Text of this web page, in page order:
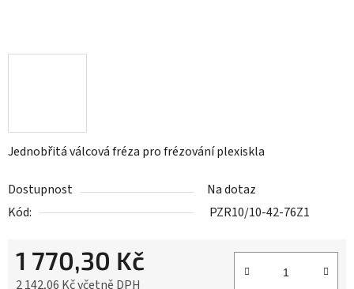
Jednobřitá válcová fréza pro frézování plexiskla
Dostupnost
Na dotaz
Kód:
PZR10/10-42-76Z1
1 770,30 Kč
2 142,06 Kč včetně DPH